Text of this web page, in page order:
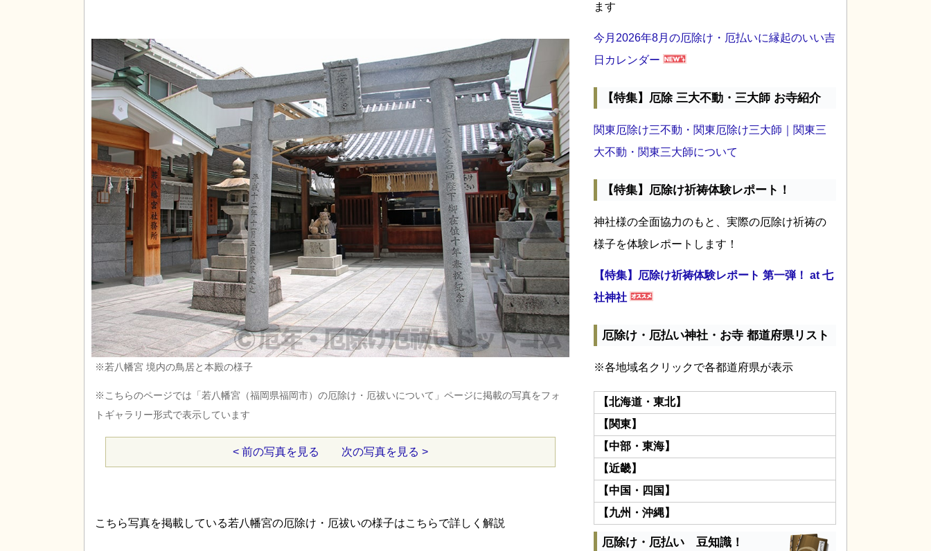
※若八幡宮 境内の鳥居と本殿の様子
※こちらのページでは「若八幡宮（福岡県福岡市）の厄除け・厄祓いについて」ページに掲載の写真をフォ
トギャラリー形式で表示しています
< 前の写真を見る 次の写真を見る >
こちら写真を掲載している若八幡宮の厄除け・厄祓いの様子はこちらで詳しく解説
ます
今月2026年8月の厄除け・厄払いに縁起のいい吉
日カレンダー
【特集】厄除 三大不動・三大師 お寺紹介
関東厄除け三不動・関東厄除け三大師｜関東三
大不動・関東三大師について
【特集】厄除け祈祷体験レポート！
神社様の全面協力のもと、実際の厄除け祈祷の
様子を体験レポートします！
【特集】厄除け祈祷体験レポート 第一弾！ at 七
社神社
厄除け・厄払い神社・お寺 都道府県リスト
※各地域名クリックで各都道府県が表示
【北海道・東北】
【関東】
【中部・東海】
【近畿】
【中国・四国】
【九州・沖縄】
厄除け・厄払い 豆知識！